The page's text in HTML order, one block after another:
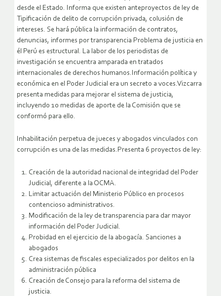
desde el Estado. Informa que existen anteproyectos de ley de
Tipificación de delito de corrupción privada, colusión de
intereses. Se hará pública la información de contratos,
denuncias, informes por transparencia Problema de justicia en
él Perú es estructural. La labor de los periodistas de
investigación se encuentra amparada en tratados
internacionales de derechos humanos.Información política y
económica en el Poder Judicial era un secreto a voces.Vizcarra
presenta medidas para mejorar el sistema de justicia,
incluyendo 10 medidas de aporte de la Comisión que se
conformó para ello.
Inhabilitación perpetua de jueces y abogados vinculados con
corrupción es una de las medidas.Presenta 6 proyectos de ley:
Creación de la autoridad nacional de integridad del Poder
Judicial, diferente a la OCMA.
Limitar actuación del Ministerio Público en procesos
contencioso administrativos.
Modificación de la ley de transparencia para dar mayor
información del Poder Judicial.
Probidad en el ejercicio de la abogacía. Sanciones a
abogados
Crea sistemas de fiscales especializados por delitos en la
administración pública
Creación de Consejo para la reforma del sistema de
justicia.